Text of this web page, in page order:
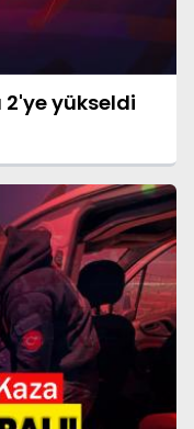
2'ye yükseldi